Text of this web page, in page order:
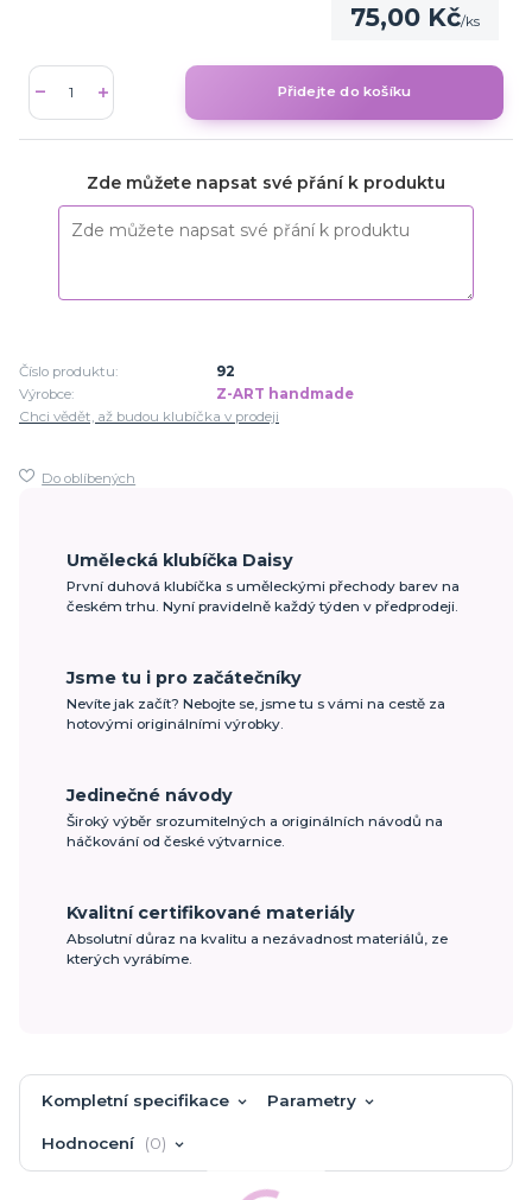
75,00 Kč/ks
Přidejte do košíku
Zde můžete napsat své přání k produktu
Číslo produktu:
92
Výrobce:
Z-ART handmade
Chci vědět, až budou klubíčka v prodeji
Do oblíbených
Umělecká klubíčka Daisy
První duhová klubíčka s uměleckými přechody barev na
českém trhu. Nyní pravidelně každý týden v předprodeji.
Jsme tu i pro začátečníky
Nevíte jak začít? Nebojte se, jsme tu s vámi na cestě za
hotovými originálními výrobky.
Jedinečné návody
Široký výběr srozumitelných a originálních návodů na
háčkování od české výtvarnice.
Kvalitní certifikované materiály
Absolutní důraz na kvalitu a nezávadnost materiálů, ze
kterých vyrábíme.
Kompletní specifikace Parametry
Hodnocení 0